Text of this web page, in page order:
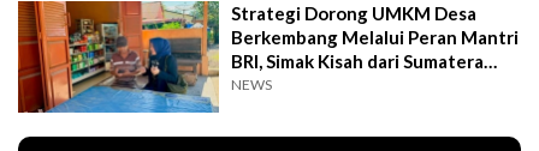
Strategi Dorong UMKM Desa
Berkembang Melalui Peran Mantri
BRI, Simak Kisah dari Sumatera
Utara Ini
NEWS